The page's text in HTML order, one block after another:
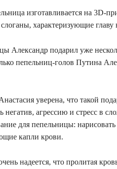
изготавливается на 3D-
характеризующие главу
Александр подарил уже
пепельниц-голов Путина
уверена, что такой
негатив, агрессию и стресс в
для пепельницы:
капли крови.
надеется, что пролитая